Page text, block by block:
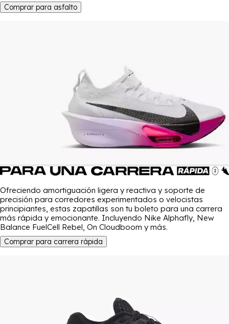
Comprar para asfalto
Ofreciendo amortiguación ligera y reactiva y soporte de
precisión para corredores experimentados o velocistas
principiantes, estas zapatillas son tu boleto para una carrera
más rápida y emocionante. Incluyendo Nike Alphafly, New
Balance FuelCell Rebel, On Cloudboom y más.
Comprar para carrera rápida